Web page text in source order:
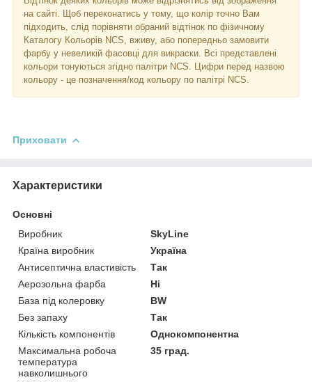
на сайті. Щоб переконатись у тому, що колір точно Вам
підходить, слід порівняти обраний відтінок по фізичному
Каталогу Кольорів NCS, вживу, або попередньо замовити
фарбу у невеликій фасовці для викраски. Всі представлені
кольори тонуються згідно палітри NCS. Цифри перед назвою
кольору - це позначення/код кольору по палітрі NCS.
Приховати
Характеристики
Основні
Виробник
SkyLine
Країна виробник
Україна
Антисептична властивість
Так
Аерозольна фарба
Ні
База під колеровку
BW
Без запаху
Так
Кількість компонентів
Однокомпонентна
Максимальна робоча
температура
навколишнього
35 град.